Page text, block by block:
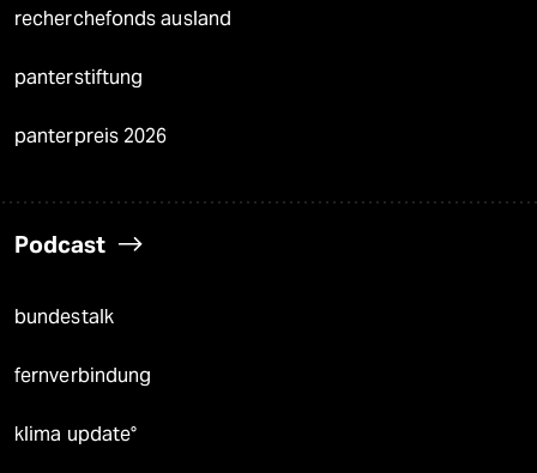
recherchefonds ausland
panterstiftung
panterpreis 2026
Podcast
bundestalk
fernverbindung
klima update°